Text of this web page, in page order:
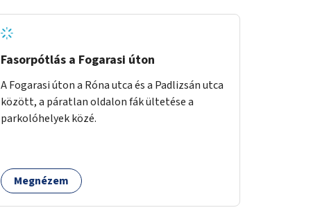
Fasorpótlás a Fogarasi úton
A Fogarasi úton a Róna utca és a Padlizsán utca
között, a páratlan oldalon fák ültetése a
parkolóhelyek közé.
Megnézem